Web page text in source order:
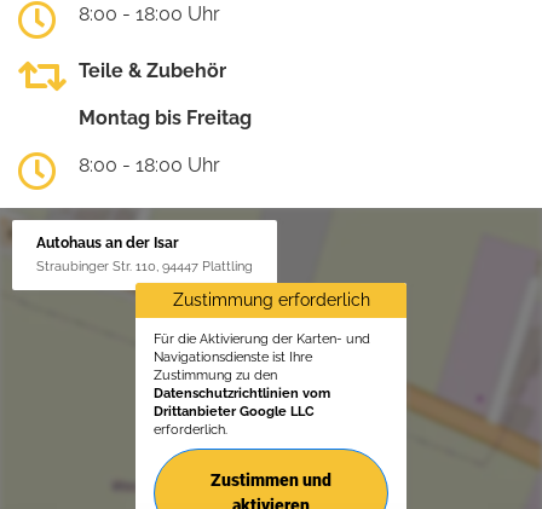
8:00 - 18:00 Uhr
Teile & Zubehör
Montag bis Freitag
8:00 - 18:00 Uhr
Autohaus an der Isar
Straubinger Str. 110, 94447 Plattling
Zustimmung erforderlich
Für die Aktivierung der Karten- und
Navigationsdienste ist Ihre
Zustimmung zu den
Datenschutzrichtlinien vom
Drittanbieter Google LLC
erforderlich.
Zustimmen und